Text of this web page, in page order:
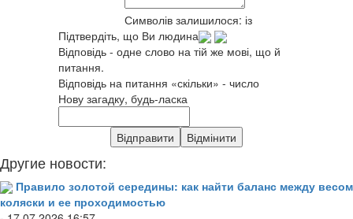
Символів залишилося: із
Підтвердіть, що Ви людина
Відповідь - одне слово на тій же мові, що й
питання.
Відповідь на питання «скільки» - число
Нову загадку, будь-ласка
Другие новости:
Правило золотой середины: как найти баланс между весом
коляски и ее проходимостью